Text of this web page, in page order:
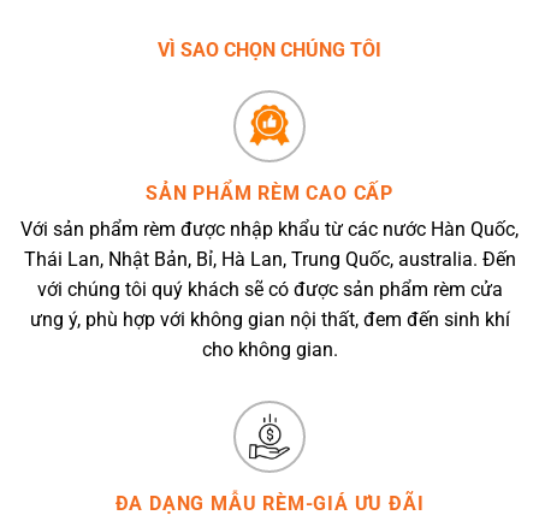
VÌ SAO CHỌN CHÚNG TÔI
SẢN PHẨM RÈM CAO CẤP
Với sản phẩm rèm được nhập khẩu từ các nước Hàn Quốc,
Thái Lan, Nhật Bản, Bỉ, Hà Lan, Trung Quốc, australia. Đến
với chúng tôi quý khách sẽ có được sản phẩm rèm cửa
ưng ý, phù hợp với không gian nội thất, đem đến sinh khí
cho không gian.
ĐA DẠNG MẪU RÈM-GIÁ ƯU ĐÃI